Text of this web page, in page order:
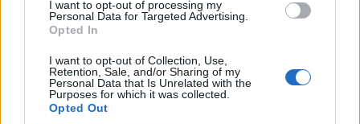
I want to opt-out of processing my
Personal Data for Targeted Advertising.
Opted In
I want to opt-out of Collection, Use,
Retention, Sale, and/or Sharing of my
Personal Data that Is Unrelated with the
Purposes for which it was collected.
Opted Out
06/08/2026 - 18:10 ΟΙΚΟΝΟΜΙΑ
JUMBO: Αύξηση πωλήσεων 5% το επτάμηνο του
06/08/2026 - 12:43 ΕΠΙΧΕΙΡΗΣΕΙΣ